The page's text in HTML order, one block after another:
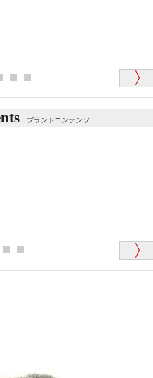
と「グーグー」と鳴く
してみてください。
ておりますので、ぜひ
をお見せすることが
であったことです」
お店でしたので」
（女性）
ろ「くまの小屋」さ
ブランドコンテンツ